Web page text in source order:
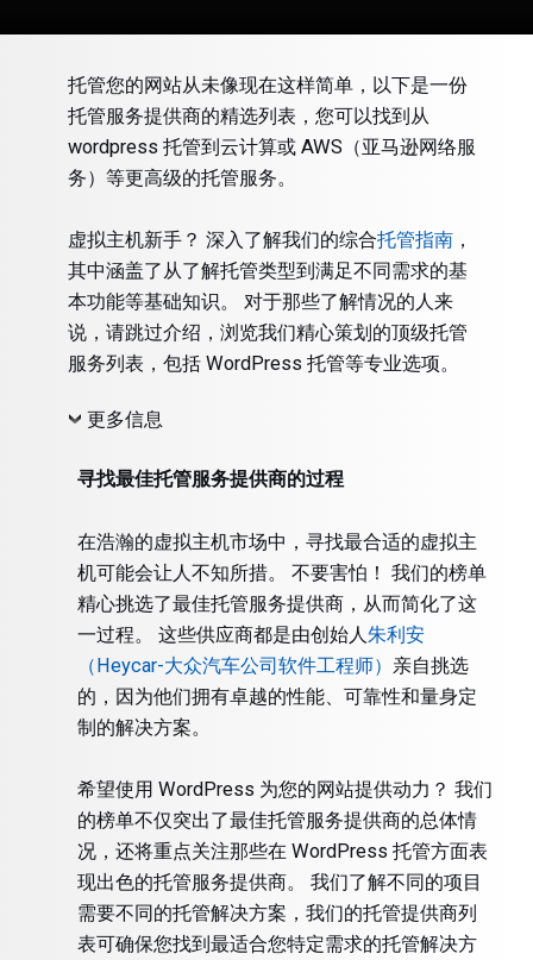
托管您的网站从未像现在这样简单，以下是一份
托管服务提供商的精选列表，您可以找到从
wordpress 托管到云计算或 AWS（亚马逊网络服
务）等更高级的托管服务。
虚拟主机新手？ 深入了解我们的综合托管指南，
其中涵盖了从了解托管类型到满足不同需求的基
本功能等基础知识。 对于那些了解情况的人来
说，请跳过介绍，浏览我们精心策划的顶级托管
服务列表，包括 WordPress 托管等专业选项。
更多信息
寻找最佳托管服务提供商的过程
在浩瀚的虚拟主机市场中，寻找最合适的虚拟主
机可能会让人不知所措。 不要害怕！ 我们的榜单
精心挑选了最佳托管服务提供商，从而简化了这
一过程。 这些供应商都是由创始人 朱利安
（Heycar-大众汽车公司软件工程师） 亲自挑选
的，因为他们拥有卓越的性能、可靠性和量身定
制的解决方案。
希望使用 WordPress 为您的网站提供动力？ 我们
的榜单不仅突出了最佳托管服务提供商的总体情
况，还将重点关注那些在 WordPress 托管方面表
现出色的托管服务提供商。 我们了解不同的项目
需要不同的托管解决方案，我们的托管提供商列
表可确保您找到最适合您特定需求的托管解决方